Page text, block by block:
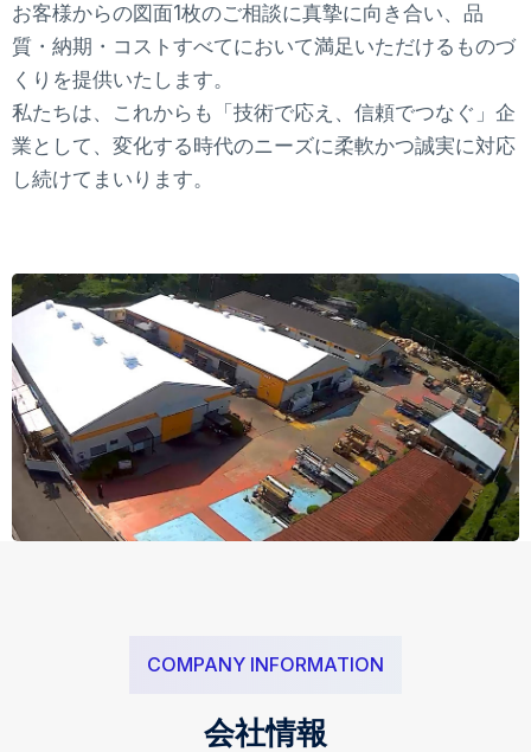
お客様からの図面1枚のご相談に真摯に向き合い、品
質・納期・コストすべてにおいて満足いただけるものづ
くりを提供いたします。
私たちは、これからも「技術で応え、信頼でつなぐ」企
業として、変化する時代のニーズに柔軟かつ誠実に対応
し続けてまいります。
COMPANY INFORMATION
会社情報